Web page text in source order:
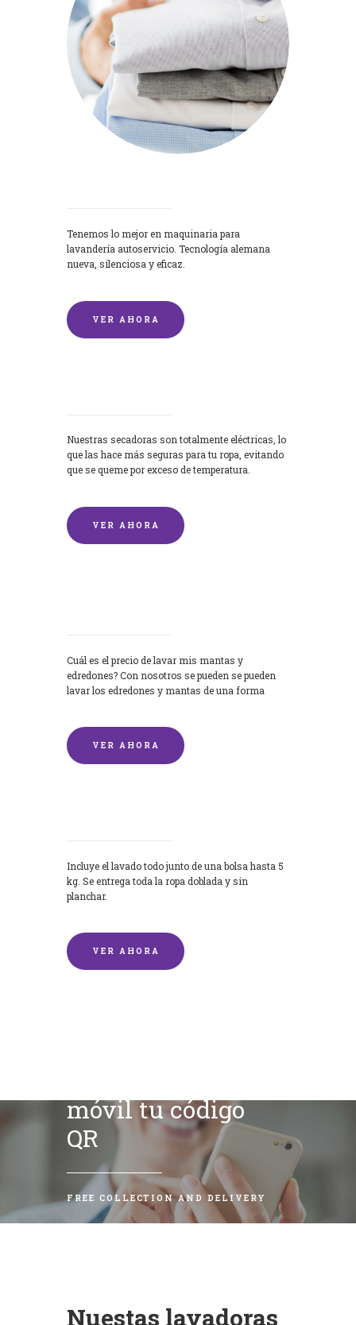
Tenemos lo mejor en maquinaria para
lavandería autoservicio. Tecnología alemana
nueva, silenciosa y eficaz.
VER AHORA
Nuestras secadoras son totalmente eléctricas, lo
que las hace más seguras para tu ropa, evitando
que se queme por exceso de temperatura.
VER AHORA
Cuál es el precio de lavar mis mantas y
edredones? Con nosotros se pueden se pueden
lavar los edredones y mantas de una forma
VER AHORA
Incluye el lavado todo junto de una bolsa hasta 5
kg. Se entrega toda la ropa doblada y sin
planchar.
VER AHORA
móvil tu código
QR
FREE COLLECTION AND DELIVERY
Nuestas lavadoras